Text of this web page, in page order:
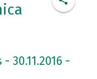
30.11.2016 -